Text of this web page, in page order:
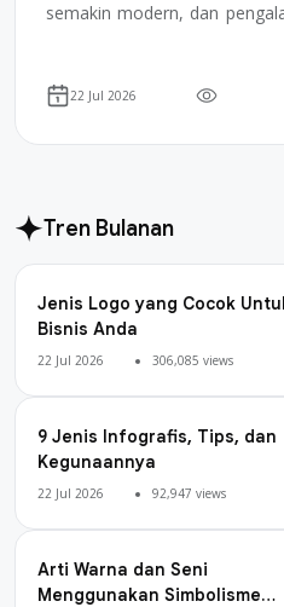
semakin modern, dan
22 Jul 2026
Tren Bulanan
Jenis Logo yang Cocok
Bisnis Anda
22 Jul 2026 306,085 views
9 Jenis Infografis, Tips, dan
Kegunaannya
22 Jul 2026 92,947 views
Arti Warna dan Seni
Menggunakan Simbolisme